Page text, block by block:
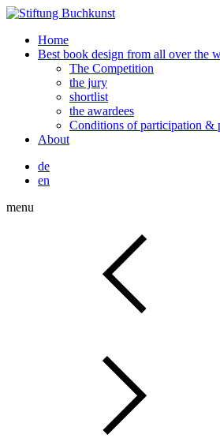
Home
Best book design from all over the
The Competition
the jury
shortlist
the awardees
Conditions of participation &
About
de
en
menu